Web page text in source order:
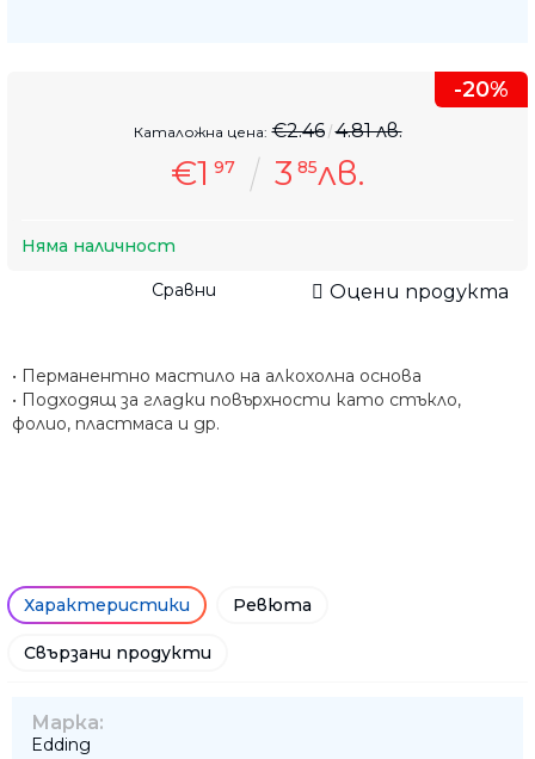
-20%
€1 97 3 85лв.
Каталожна цена: €2.46 4.81 лв.
Няма наличност
Сравни Оцени продукта
• Перманентно мастило на алкохолна основа
• Подходящ за гладки повърхности като стъкло,
фолио, пластмаса и др.
Характеристики Ревюта
Свързани продукти
Марка:
Edding